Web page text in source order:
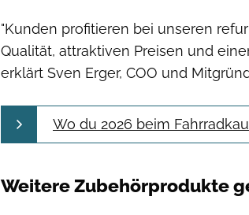
"Kunden profitieren bei unseren
Qualität, attraktiven Preisen und
erklärt Sven Erger, COO und
Wo du 2026 beim
Weitere Zubehörprodukte